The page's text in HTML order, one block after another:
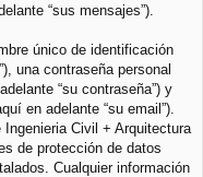
“sus mensajes”).
único de identificación
una contraseña personal
“su contraseña”) y
en adelante “su email”).
Ingenieria Civil + Arquitectura
de protección de datos
Cualquier información